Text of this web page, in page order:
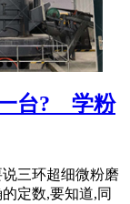
台? _ 学粉
三环超细微粉磨
定数,要知道,同